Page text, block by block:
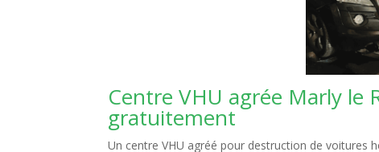
Centre VHU agrée Marly le
gratuitement
Un centre VHU agréé pour destruction de voitures